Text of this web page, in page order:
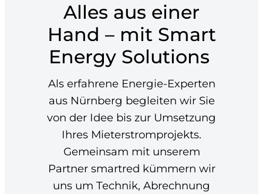
Alles aus einer
Hand – mit Smart
Energy Solutions
Als erfahrene Energie-Experten
aus Nürnberg begleiten wir Sie
von der Idee bis zur Umsetzung
Ihres Mieterstromprojekts.
Gemeinsam mit unserem
Partner smartred kümmern wir
uns um Technik, Abrechnung